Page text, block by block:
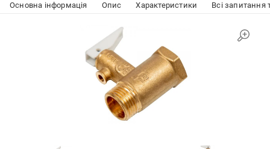
Основна інформація Опис Характеристики Всі запитання